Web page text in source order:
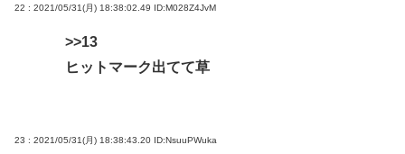
22 : 2021/05/31(月) 18:38:02.49 ID:M028Z4JvM
>>13
ヒットマーク出てて草
23 : 2021/05/31(月) 18:38:43.20 ID:NsuuPWuka